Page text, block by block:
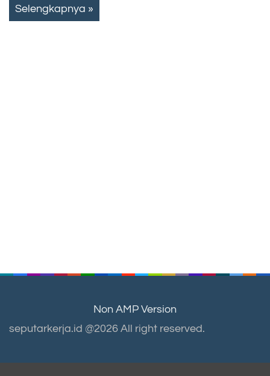
Selengkapnya »
Non AMP Version
seputarkerja.id @2026 All right reserved.